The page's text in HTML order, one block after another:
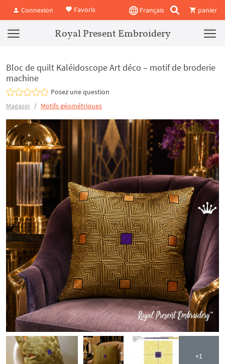
Connexion Favoris Français panier
Royal Present Embroidery
Bloc de quilt Kaléidoscope Art déco – motif de broderie
machine
Posez une question
Magasin
Motifs géométriques
+1